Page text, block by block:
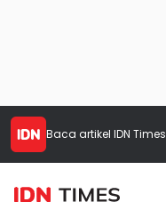
Baca artikel IDN Times